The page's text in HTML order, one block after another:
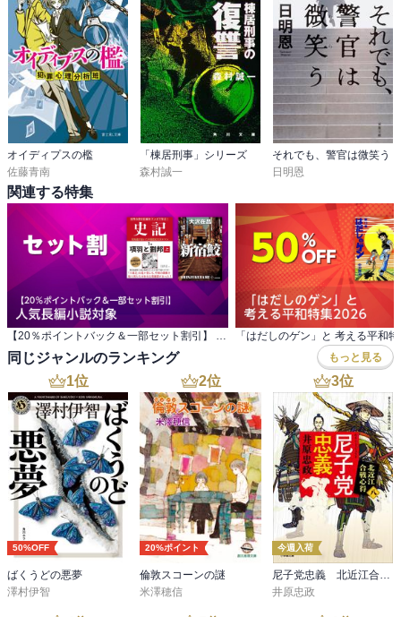
オイディプスの檻
佐藤青南
「棟居刑事」シリーズ
森村誠一
それでも、警官は微笑う
日明恩
関連する特集
【20％ポイントバック＆一部セット割引】 人気長編小説対象 「はだしのゲン」と 考える平和
同じジャンルのランキング もっと見る
1位
50%OFF
ばくうどの悪夢
澤村伊智
2位
20%ポイント
倫敦スコーンの謎
米澤穂信
3位
今週入荷
井原忠政